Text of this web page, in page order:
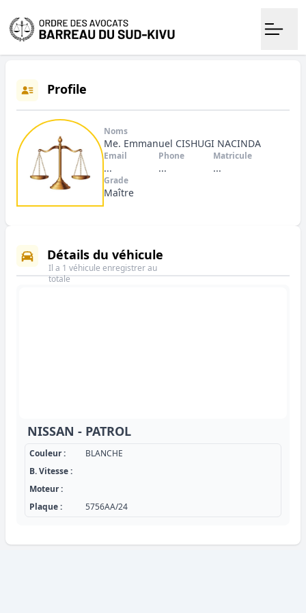
Profile
Noms
Me. Emmanuel CISHUGI NACINDA
Email
...
Phone
...
Matricule
...
Grade
Maître
Détails du véhicule
Il a 1 véhicule enregistrer au
totale
NISSAN - PATROL
Couleur :
BLANCHE
B. Vitesse :
Moteur :
Plaque :
5756AA/24